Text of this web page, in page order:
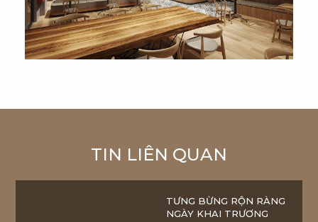
TIN LIÊN QUAN
TƯNG BỪNG RỘN RÀNG
NGÀY KHAI TRƯƠNG